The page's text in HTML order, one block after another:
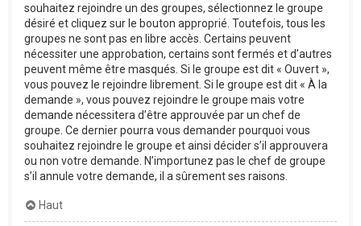
souhaitez rejoindre un des groupes, sélectionnez le groupe
désiré et cliquez sur le bouton approprié. Toutefois, tous les
groupes ne sont pas en libre accès. Certains peuvent
nécessiter une approbation, certains sont fermés et d’autres
peuvent même être masqués. Si le groupe est dit « Ouvert »,
vous pouvez le rejoindre librement. Si le groupe est dit « À la
demande », vous pouvez rejoindre le groupe mais votre
demande nécessitera d’être approuvée par un chef de
groupe. Ce dernier pourra vous demander pourquoi vous
souhaitez rejoindre le groupe et ainsi décider s’il approuvera
ou non votre demande. N’importunez pas le chef de groupe
s’il annule votre demande, il a sûrement ses raisons.
Haut